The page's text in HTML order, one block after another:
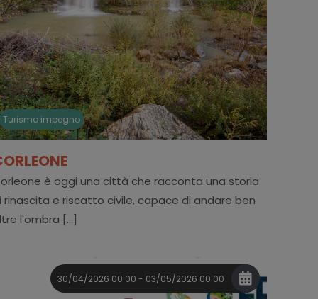
Turismo impegno
è oggi una città che racconta una storia
rinascita e riscatto civile, capace di andare ben
l'ombra [...]
30/04/2026 00:00 - 03/05/2026 00:00